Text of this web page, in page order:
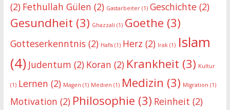
(2) Fethullah Gülen (2) Gastarbeiter(1) Geschichte(2)
Gesundheit (3) Ghazzali (1) Goethe (3)
Gotteserkenntnis (2) Hafis(1) Herz (2) Irak(1) Islam
(4) Judentum (2) Koran (2) Krankheit (3) Kultur
(1) Lernen (2) Magen (1) Medien (1) Medizin (3) Migration (1)
Motivation (2) Philosophie (3) Reinheit (2)